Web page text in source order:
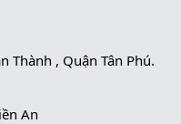
Thành , Quận Tân Phú.
An